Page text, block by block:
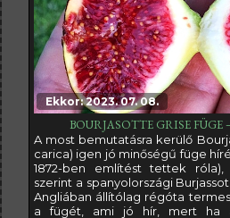
Ekkor: 2023. 07. 08.
BOURJASOTTE GRISE FÜGE
A most bemutatásra kerülő
carica) igen jó minőségű füge
1872-ben említést tettek
szerint a spanyolországi
Angliában állítólag régóta
a fügét, ami jó hír, mert ha